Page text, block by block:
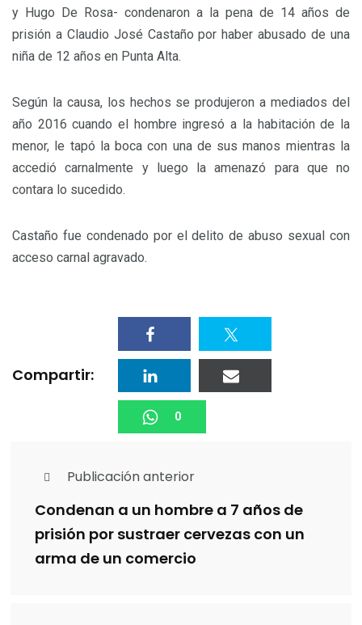
y Hugo De Rosa- condenaron a la pena de 14 años de
prisión a Claudio José Castaño por haber abusado de una
niña de 12 años en Punta Alta.
Según la causa, los hechos se produjeron a mediados del
año 2016 cuando el hombre ingresó a la habitación de la
menor, le tapó la boca con una de sus manos mientras la
accedió carnalmente y luego la amenazó para que no
contara lo sucedido.
Castaño fue condenado por el delito de abuso sexual con
acceso carnal agravado.
Compartir:
0
Publicación anterior
Condenan a un hombre a 7 años de
prisión por sustraer cervezas con un
arma de un comercio